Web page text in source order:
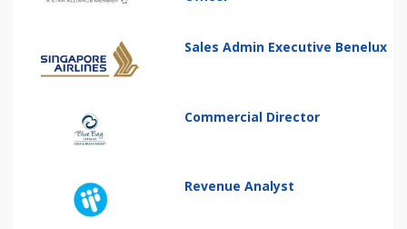
Sales Admin Executive Benelux
Commercial Director
Revenue Analyst